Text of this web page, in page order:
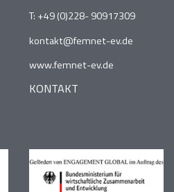
T: +49 (0)228- 90917309
kontakt@femnet-ev.de
www.femnet-ev.de
KONTAKT